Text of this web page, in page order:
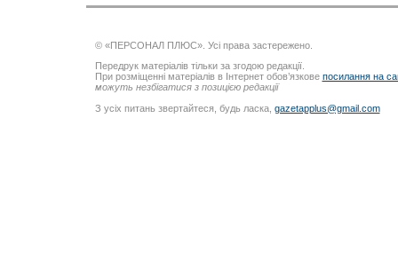
© «ПЕРСОНАЛ ПЛЮС». Усі права застережено.
Передрук матеріалів тільки за згодою редакції.
При розміщенні матеріалів в Інтернет обов’язкове посилання на
можуть незбігатися з позицією редакції
З усіх питань звертайтеся, будь ласка, gazetapplus@gmail.com